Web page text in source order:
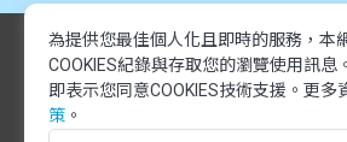
© 2024 淡江大學推廣教育處. 版權所有。本網站
提供，未經授權禁止轉載或引用。所有課程資訊、
有，僅供學習交流使用。
© 2024 Tamkang University Office of Continuing
reserved.The content of this website is provided
為提供您最佳個人化且即時的服務，本
COOKIES紀錄與存取您的瀏覽使用訊息。
即表示您同意COOKIES技術支援。更多
策 。